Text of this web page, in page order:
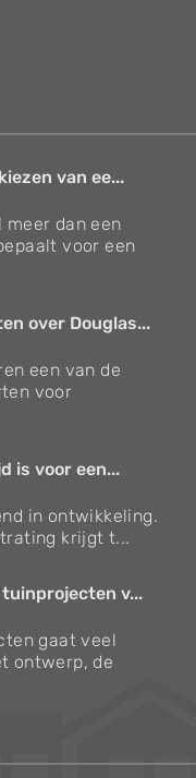
van ee...
meer dan een
voor een
over Douglas...
een van de
voor
is voor een...
in ontwikkeling.
krijgt t...
v...
gaat veel
ontwerp, de